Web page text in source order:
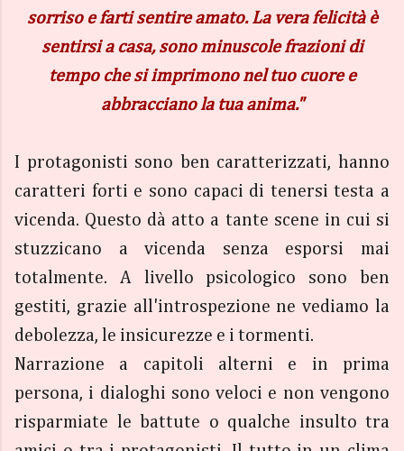
sorriso e farti sentire amato. La vera felicità è
sentirsi a casa, sono minuscole frazioni di
tempo che si imprimono nel tuo cuore e
abbracciano la tua anima."
I protagonisti sono ben caratterizzati, hanno
caratteri forti e sono capaci di tenersi testa a
vicenda. Questo dà atto a tante scene in cui si
stuzzicano a vicenda senza esporsi mai
totalmente. A livello psicologico sono ben
gestiti, grazie all'introspezione ne vediamo la
debolezza, le insicurezze e i tormenti.
Narrazione a capitoli alterni e in prima
persona, i dialoghi sono veloci e non vengono
risparmiate le battute o qualche insulto tra